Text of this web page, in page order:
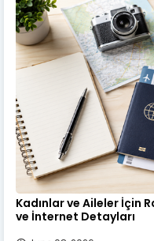
Kadınlar ve Aileler İçin
ve İnternet Detayları